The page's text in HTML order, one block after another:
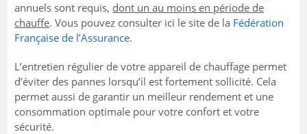
annuels sont requis, dont un au moins en période de
chauffe. Vous pouvez consulter ici le site de la Fédération
Française de l’Assurance.
L’entretien régulier de votre appareil de chauffage permet
d’éviter des pannes lorsqu’il est fortement sollicité. Cela
permet aussi de garantir un meilleur rendement et une
consommation optimale pour votre confort et votre
sécurité.